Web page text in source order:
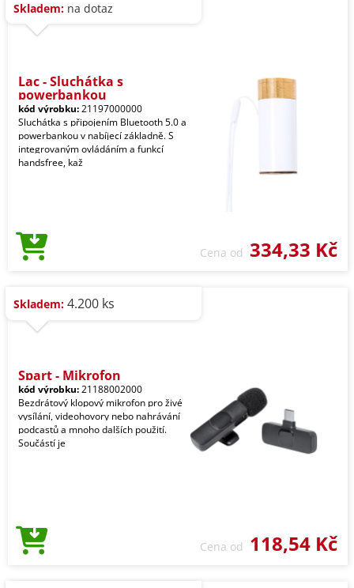
Skladem: na dotaz
Lac - Sluchátka s
powerbankou
kód výrobku:21197000000
Sluchátka s připojením Bluetooth 5.0 a
powerbankou v nabíjecí základně. S
integrovaným ovládáním a funkcí
handsfree, kaž
Cena od 334,33 Kč
Skladem: 4.200 ks
Spart - Mikrofon
kód výrobku:21188002000
Bezdrátový klopový mikrofon pro živé
vysílání, videohovory nebo nahrávání
podcastů a mnoho dalších použití.
Součástí je
Cena od 118,54 Kč